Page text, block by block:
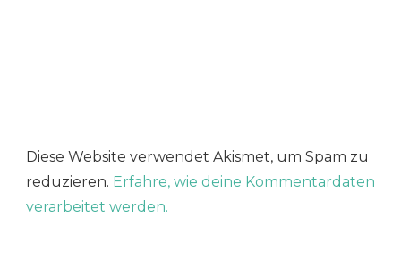
Diese Website verwendet Akismet, um Spam zu
reduzieren. Erfahre, wie deine Kommentardaten
verarbeitet werden.